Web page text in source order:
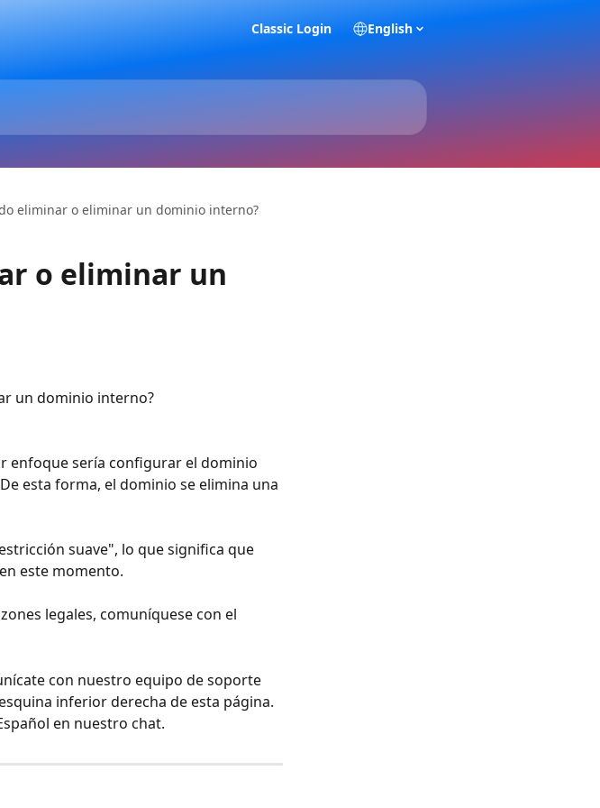
Classic Login English
eliminar o eliminar un dominio interno?
o eliminar un
un dominio interno?
esta forma, el dominio se elimina una
este momento.
legales, comuníquese con el
con nuestro equipo de soporte
inferior derecha de esta página.
en nuestro chat.